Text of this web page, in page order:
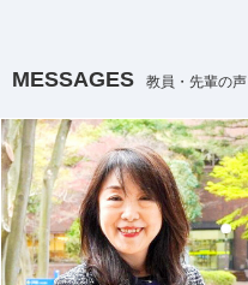
MESSAGES 教員・先輩の声